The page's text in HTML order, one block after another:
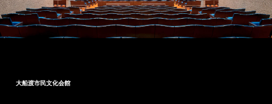
大船渡市民文化会館